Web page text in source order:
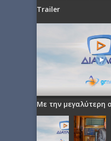
Trailer
Με την μεγαλύτερη